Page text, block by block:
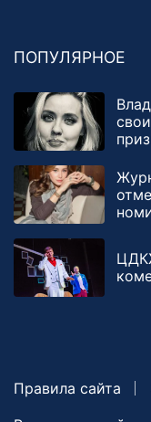
ПОПУЛЯРНОЕ
Правила сайта